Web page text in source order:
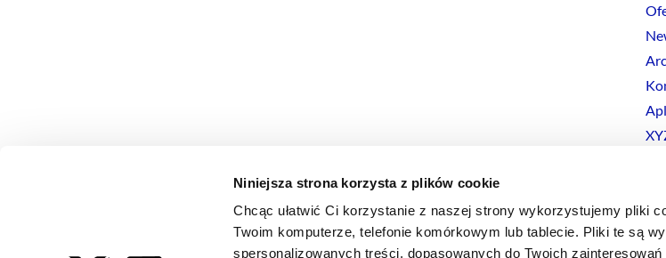
Niniejsza strona korzysta z plików cookie
Chcąc ułatwić Ci korzystanie z naszej strony wykorzystujemy pliki
Twoim komputerze, telefonie komórkowym lub tablecie. Pliki te są
spersonalizowanych treści, dopasowanych do Twoich
© 2026 XYZ. Wszystkie prawa zastrzeżone
Polityka prywatnościPolitykaCookies